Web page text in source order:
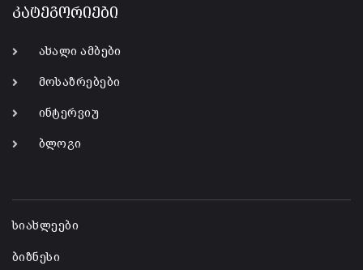
კატეგორიები
ახალი ამბები
მოსაზრებები
ინტერვიუ
ბლოგი
სიახლეები
ბიზნესი